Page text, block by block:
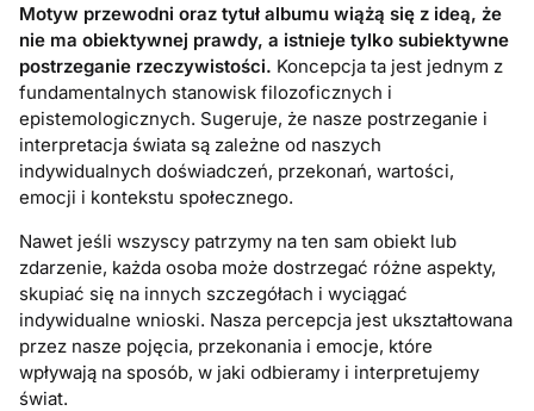
Motyw przewodni oraz tytuł albumu wiążą się z ideą, że
nie ma obiektywnej prawdy, a istnieje tylko subiektywne
postrzeganie rzeczywistości. Koncepcja ta jest jednym z
fundamentalnych stanowisk filozoficznych i
epistemologicznych. Sugeruje, że nasze postrzeganie i
interpretacja świata są zależne od naszych
indywidualnych doświadczeń, przekonań, wartości,
emocji i kontekstu społecznego.
Nawet jeśli wszyscy patrzymy na ten sam obiekt lub
zdarzenie, każda osoba może dostrzegać różne aspekty,
skupiać się na innych szczegółach i wyciągać
indywidualne wnioski. Nasza percepcja jest ukształtowana
przez nasze pojęcia, przekonania i emocje, które
wpływają na sposób, w jaki odbieramy i interpretujemy
świat.